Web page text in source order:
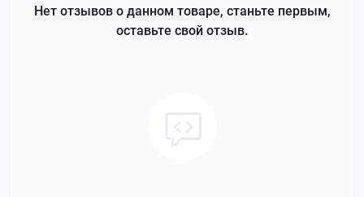
Нет отзывов о данном товаре, станьте первым,
оставьте свой отзыв.